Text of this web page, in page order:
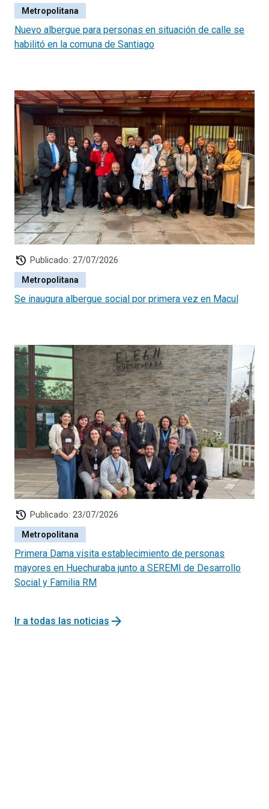
es el resultado. Estamos trabajando sin descanso y no
descansaremos hasta poder dar certezas sobre la
situación de estos niños”, concluyó.
Metropolitana
Nuevo albergue para personas en situación de calle se
habilitó en la comuna de Santiago
history Publicado: 27/07/2026
Metropolitana
Se inaugura albergue social por primera vez en Macul
history Publicado: 23/07/2026
Metropolitana
Primera Dama visita establecimiento de personas
mayores en Huechuraba junto a SEREMI de Desarrollo
Social y Familia RM
Ir a todas las noticias arrow_forward